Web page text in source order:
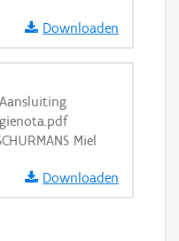
Downloaden
Miel
Downloaden